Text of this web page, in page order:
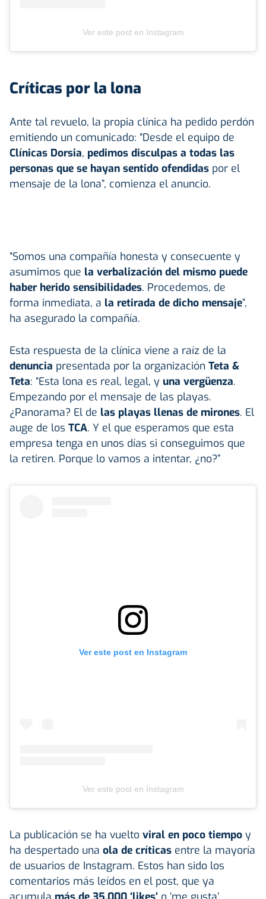
Ver este post en Instagram
Críticas por la lona
Ante tal revuelo, la propia clínica ha pedido perdón
emitiendo un comunicado: “Desde el equipo de
Clínicas Dorsia, pedimos disculpas a todas las
personas que se hayan sentido ofendidas por el
mensaje de la lona”, comienza el anuncio.
“Somos una compañía honesta y consecuente y
asumimos que la verbalización del mismo puede
haber herido sensibilidades. Procedemos, de
forma inmediata, a la retirada de dicho mensaje”,
ha asegurado la compañía.
Esta respuesta de la clínica viene a raíz de la
denuncia presentada por la organización Teta &
Teta: “Esta lona es real, legal, y una vergüenza.
Empezando por el mensaje de las playas.
¿Panorama? El de las playas llenas de mirones. El
auge de los TCA. Y el que esperamos que esta
empresa tenga en unos días si conseguimos que
la retiren. Porque lo vamos a intentar, ¿no?”
Ver este post en Instagram
Ver este post en Instagram
La publicación se ha vuelto viral en poco tiempo y
ha despertado una ola de críticas entre la mayoría
de usuarios de Instagram. Estos han sido los
comentarios más leídos en el post, que ya